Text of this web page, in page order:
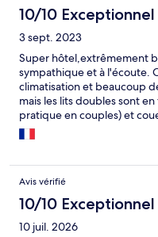
10/10 Exceptionnel
3 sept. 2023
Super hôtel,extrêmement
sympathique et à l'écoute.
climatisation et beaucoup
mais les lits doubles sont
pratique en couples) et
Avis vérifié
10/10 Exceptionnel
10 juil. 2026